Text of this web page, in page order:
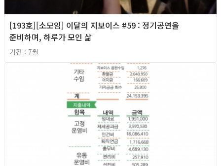
[193호][소모임] 이달의 지보이스 #59 : 정기공연을
준비하며, 하루가 모인 삶
기간 : 7월